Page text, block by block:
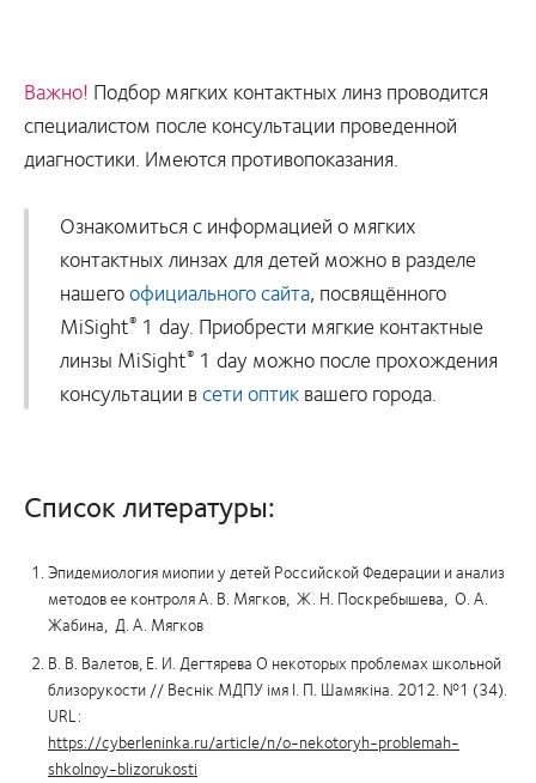
Важно! Подбор мягких контактных линз проводится
специалистом после консультации проведенной
диагностики. Имеются противопоказания.
Ознакомиться с информацией о мягких
контактных линзах для детей можно в разделе
нашегоофициального сайта, посвящённого
MiSight® 1 day. Приобрести мягкие контактные
линзы MiSight® 1 day можно после прохождения
консультации всети оптиквашего города.
Список литературы:
Эпидемиология миопии у детей Российской Федерации и анализ
методов ее контроля А. В. Мягков, Ж. Н. Поскребышева, О. А.
Жабина, Д. А. Мягков
В. В. Валетов, Е. И. Дегтярева О некоторых проблемах школьной
близорукости // Веснік МДПУ імя І. П. Шамякіна. 2012. №1 (34).
URL:
https://cyberleninka.ru/article/n/o-nekotoryh-problemah-
shkolnoy-blizorukosti